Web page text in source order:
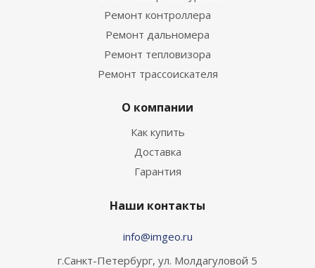
Ремонт контроллера
Ремонт дальномера
Ремонт тепловизора
Ремонт трассоискателя
О компании
Как купить
Доставка
Гарантия
Наши контакты
info@imgeo.ru
г.Санкт-Петербург, ул. Молдагуловой 5